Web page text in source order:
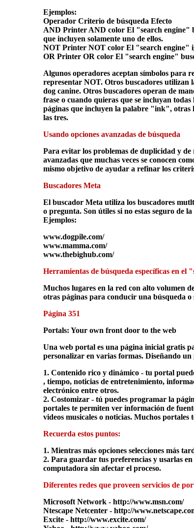
Ejemplos:
Operador Criterio de búsqueda Efecto
AND Printer AND color El "search engine"
que incluyen solamente uno de ellos.
NOT Printer NOT color El "search engine"
OR Printer OR color El "search engine"
Algunos operadores aceptan símbolos para
representar NOT. Otros buscadores
dog canine. Otros buscadores operan de
frase o cuando quieras que se incluyan
páginas que incluyen la palabre "ink",
las tres.
Usando opciones avanzadas de búsqueda
Para evitar los problemas de duplicidad y de
avanzadas que muchas veces se conocen
mismo objetivo de ayudar a refinar los
Buscadores Meta
El buscador Meta utiliza los buscadores
o pregunta. Son útiles si no estas seguro de
Ejemplos:
www.dogpile.com/
www.mamma.com/
www.thebighub.com/
Herramientas de búsqueda específicas en el
Muchos lugares en la red con alto volumen
otras páginas para conducir una búsqueda o
Página 351
Portals: Your own front door to the web
Una web portal es una página inicial gratis
personalizar en varias formas. Diseñando
1. Contenido rico y dinámico - tu portal
, tiempo, noticias de entretenimiento,
electrónico entre otros.
2. Costomizar - tú puedes programar la
portales te permiten ver información de
videos musicales o noticias. Muchos portales
Recuerda estos puntos:
1. Mientras más opciones selecciones más
2. Para guardar tus preferencias y usarlas
computadora sin afectar el proceso.
Diferentes redes que proveen servicios de
Microsoft Network - http://www.msn.com/
Ntescape Netcenter - http://
Excite - http://www.excite.com/